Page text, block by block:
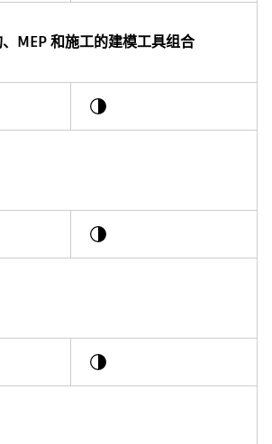
MEP 和施工的建模工具组合